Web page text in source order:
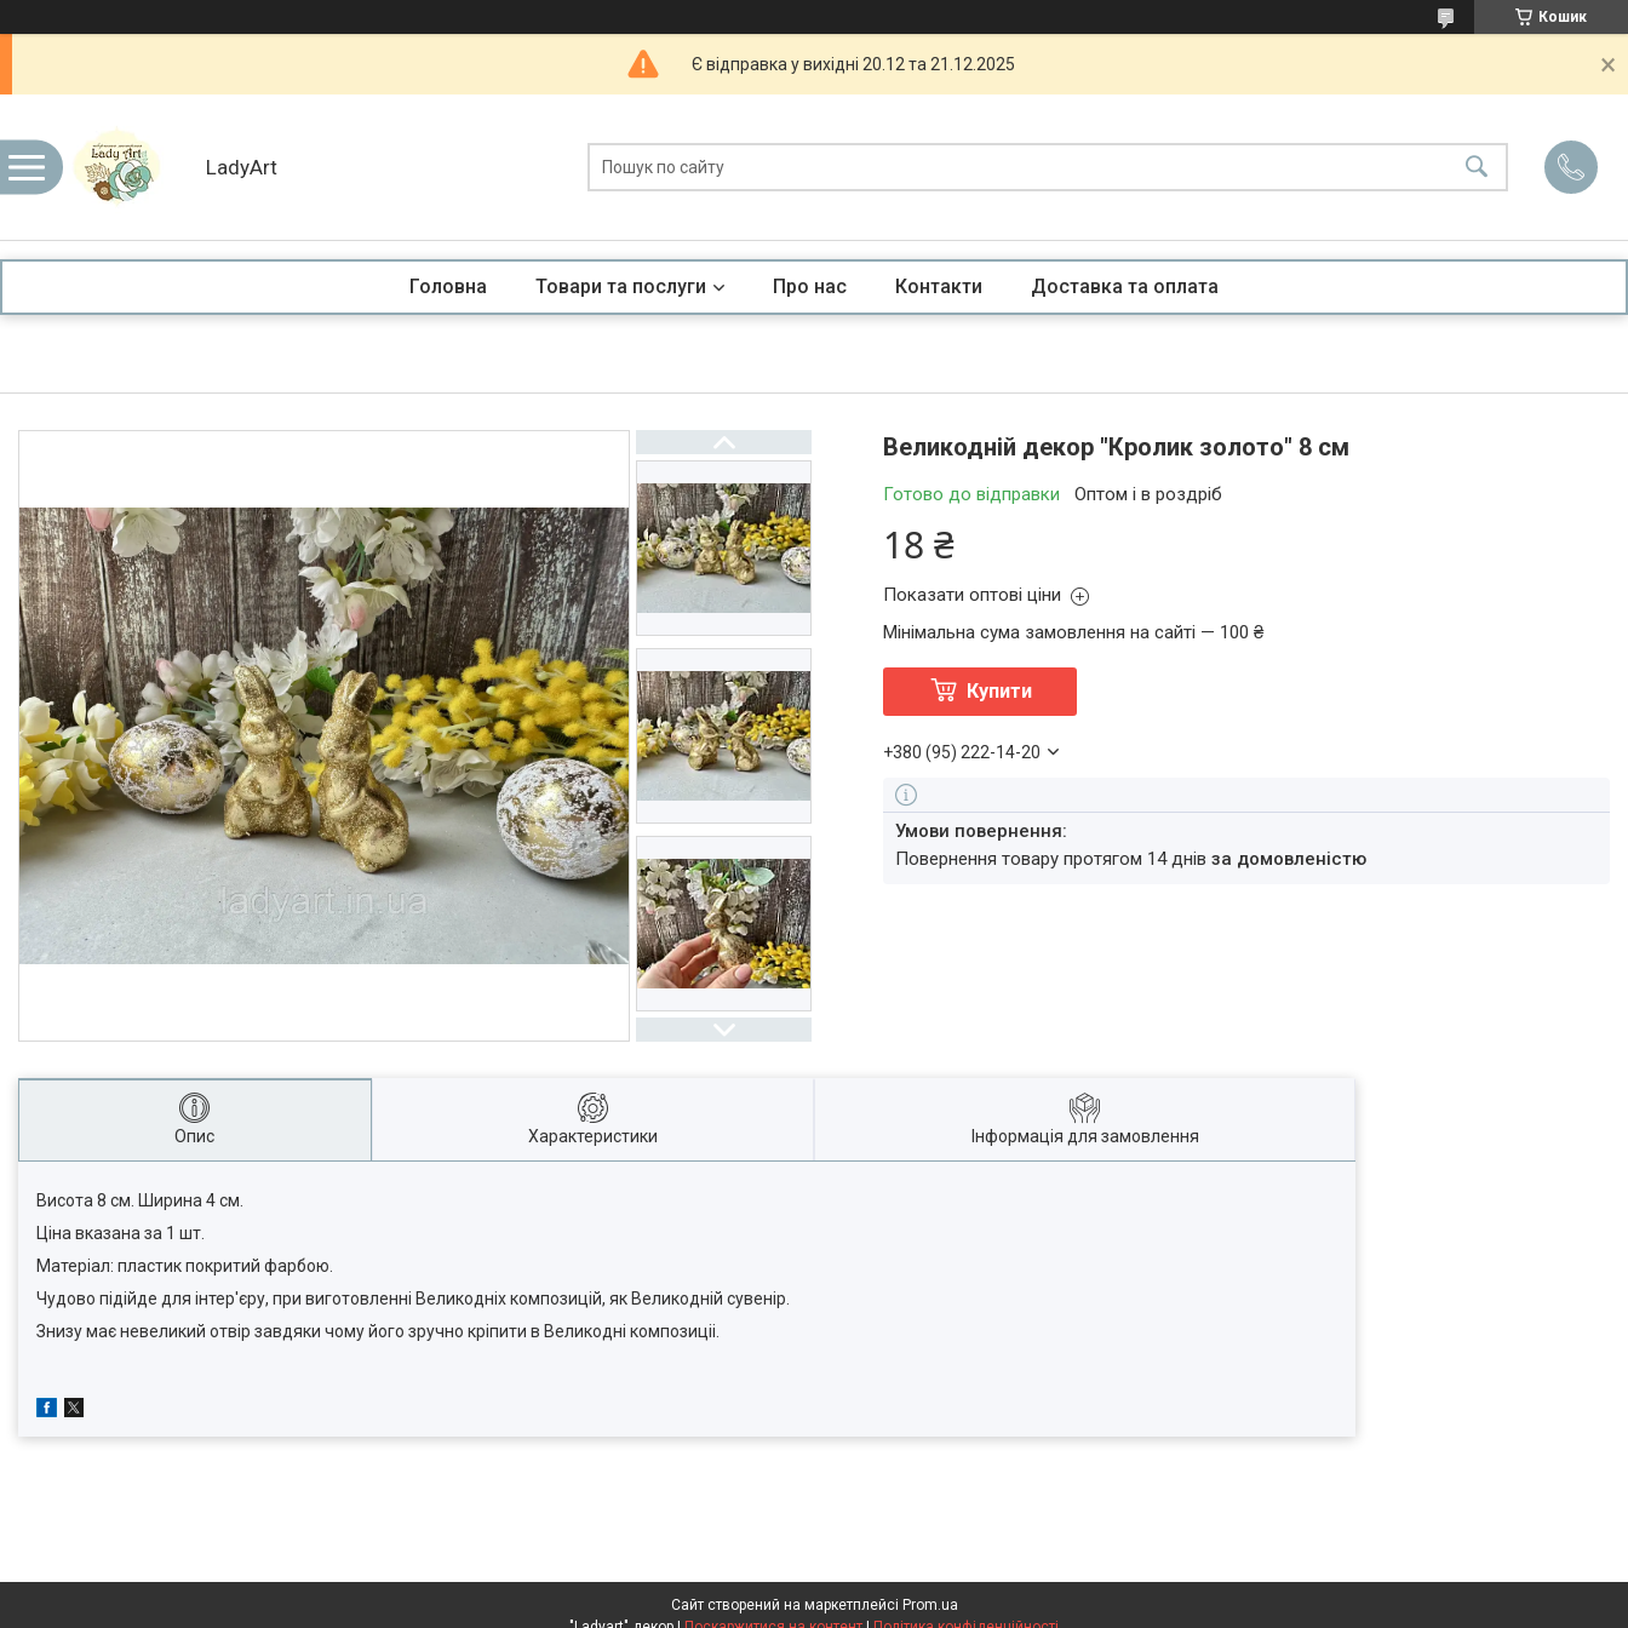
Кошик
Є відправка у вихідні 20.12 та 21.12.2025
LadyArt
Головна Товари та послуги Про нас Контакти Доставка та оплата
Великодній декор "Кролик золото" 8 см
Готово до відправки Оптом і в роздріб
18 ₴
Показати оптові ціни
Мінімальна сума замовлення на сайті — 100 ₴
Купити
+380 (95) 222-14-20
повернення товару протягом 14 днівза домовленістю
Опис Характеристики Інформація для замовлення
Висота 8 см. Ширина 4 см.
Ціна вказана за 1 шт.
Матеріал: пластик покритий фарбою.
Чудово підійде для інтер'єру, при виготовленні Великодніх композицій, як Великодній сувенір.
Знизу має невеликий отвір завдяки чому його зручно кріпити в Великодні композиціі.
Сайт створений на маркетплейсі Prom.ua